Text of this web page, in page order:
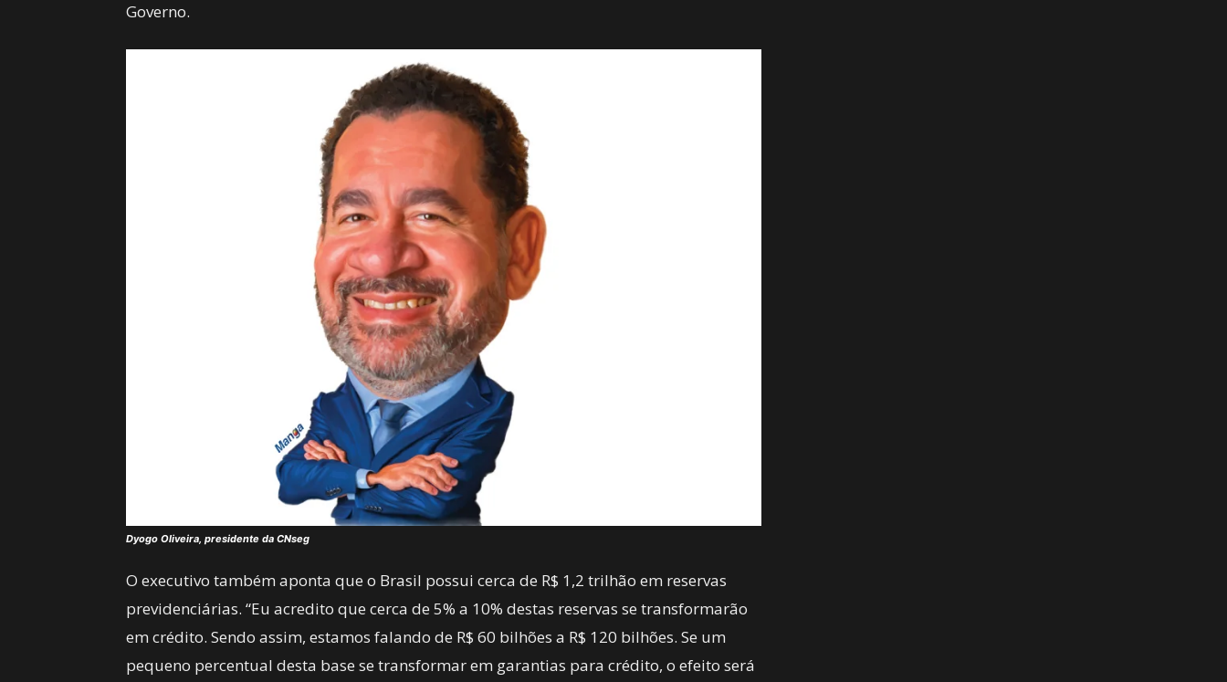
Governo.
Dyogo Oliveira, presidente da CNseg
O executivo também aponta que o Brasil possui cerca de R$ 1,2 trilhão em reservas
previdenciárias. “Eu acredito que cerca de 5% a 10% destas reservas se transformarão
em crédito. Sendo assim, estamos falando de R$ 60 bilhões a R$ 120 bilhões. Se um
pequeno percentual desta base se transformar em garantias para crédito, o efeito será